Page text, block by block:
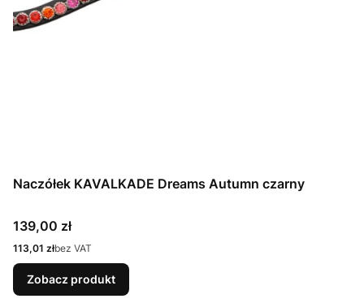
Naczółek KAVALKADE Dreams Autumn czarny
Cena
139,00 zł
Cena
113,01 złbez VAT
Zobacz produkt